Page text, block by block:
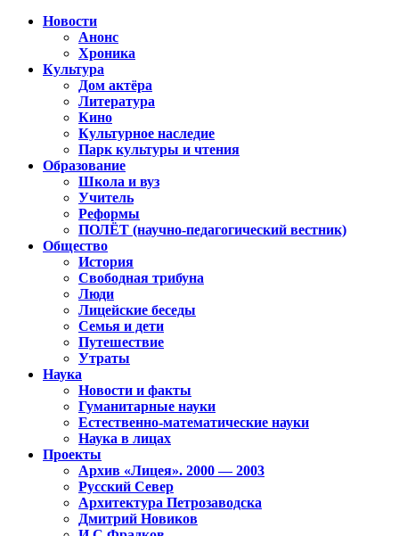
Новости
Анонс
Хроника
Культура
Дом актёра
Литература
Кино
Культурное наследие
Парк культуры и чтения
Образование
Школа и вуз
Учитель
Реформы
ПОЛЁТ (научно-педагогический вестник)
Общество
История
Свободная трибуна
Люди
Лицейские беседы
Семья и дети
Путешествие
Утраты
Наука
Новости и факты
Гуманитарные науки
Естественно-математические науки
Наука в лицах
Проекты
Архив «Лицея». 2000 — 2003
Русский Север
Архитектура Петрозаводска
Дмитрий Новиков